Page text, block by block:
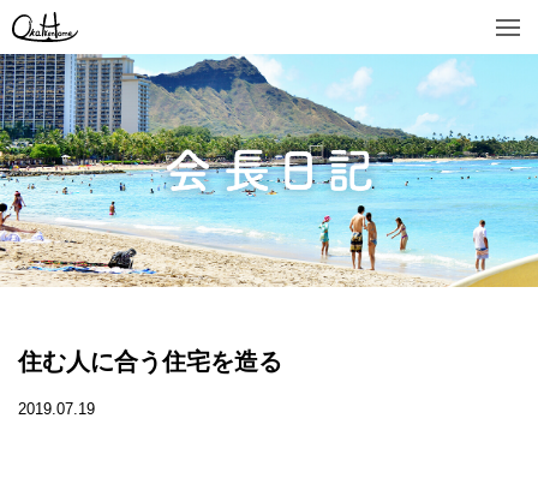
住む人に合う住宅を造る
2019.07.19